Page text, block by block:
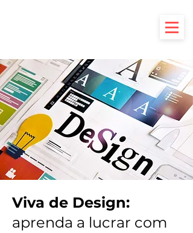
Viva de Design:
aprenda a lucrar com